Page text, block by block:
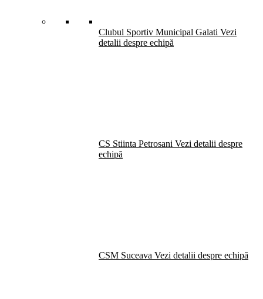
Clubul Sportiv Municipal Galati Vezi
detalii despre echipă
CS Stiinta Petrosani Vezi detalii despre
echipă
CSM Suceava Vezi detalii despre echipă